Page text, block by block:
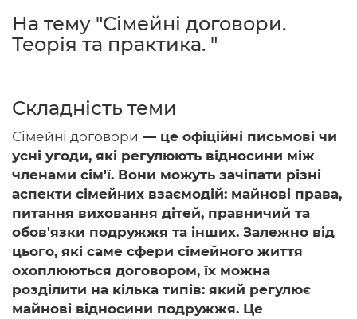
На тему "Сімейні договори.
Теорія та практика. "
Складність теми
Сімейні договори — це офіційні письмові чи
усні угоди, які регулюють відносини між
членами сім'ї. Вони можуть зачіпати різні
аспекти сімейних взаємодій: майнові права,
питання виховання дітей, правничий та
обов'язки подружжя та інших. Залежно від
цього, які саме сфери сімейного життя
охоплюються договором, їх можна
розділити на кілька типів: який регулює
майнові відносини подружжя. Це
Головна
Авторам
Умови
Вхiд